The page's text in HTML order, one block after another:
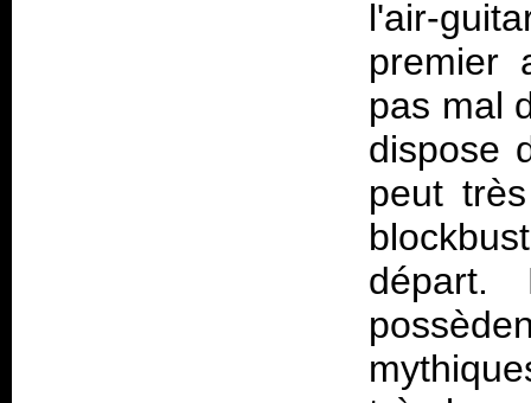
l'air-
premier
pas mal
dispose
peut
départ.